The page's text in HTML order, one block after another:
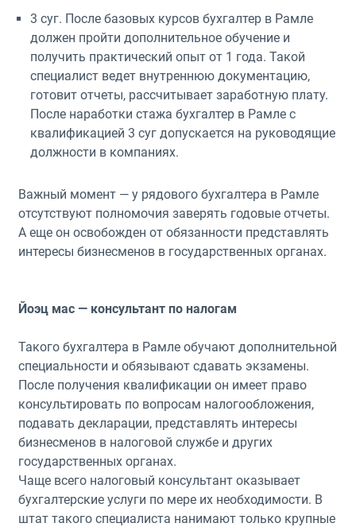
3 суг. После базовых курсов бухгалтер в Рамле
должен пройти дополнительное обучение и
получить практический опыт от 1 года. Такой
специалист ведет внутреннюю документацию,
готовит отчеты, рассчитывает заработную плату.
После наработки стажа бухгалтер в Рамле с
квалификацией 3 суг допускается на руководящие
должности в компаниях.
Важный момент — у рядового бухгалтера в Рамле
отсутствуют полномочия заверять годовые отчеты.
А еще он освобожден от обязанности представлять
интересы бизнесменов в государственных органах.
Йоэц мас — консультант по налогам
Такого бухгалтера в Рамле обучают дополнительной
специальности и обязывают сдавать экзамены.
После получения квалификации он имеет право
консультировать по вопросам налогообложения,
подавать декларации, представлять интересы
бизнесменов в налоговой службе и других
государственных органах.
Чаще всего налоговый консультант оказывает
бухгалтерские услуги по мере их необходимости. В
штат такого специалиста нанимают только крупные